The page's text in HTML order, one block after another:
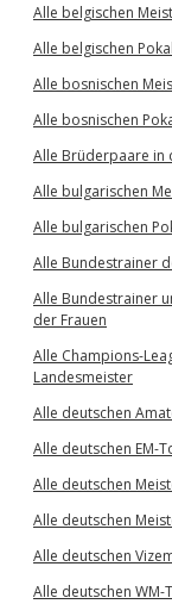
Alle belgischen
Alle belgischen
Alle bosnischen
Alle bosnischen
Alle Brüderpaare in
Alle bulgarischen
Alle bulgarischen
Alle Bundestrainer
Alle Bundestrainer
der Frauen
Alle Champions-
Landesmeister
Alle deutschen
Alle deutschen EM-
Alle deutschen
Alle deutschen
Alle deutschen
Alle deutschen WM-